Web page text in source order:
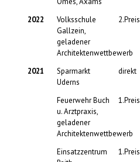
2022
Volksschule
Gallzein,
geladener
Architektenwettbewerb
2.Preis
2021
Sparmarkt
Uderns
direkt
Feuerwehr Buch
u. Arztpraxis,
geladener
Architektenwettbewerb
1.Preis
Einsatzzentrum
1.Preis